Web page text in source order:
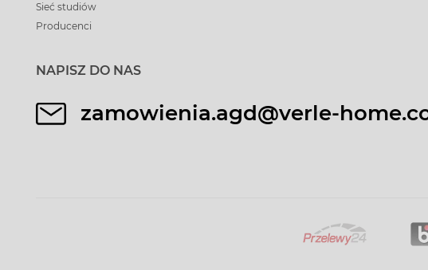
Sieć studiów
Producenci
NAPISZ DO NAS
zamowienia.agd@verle-